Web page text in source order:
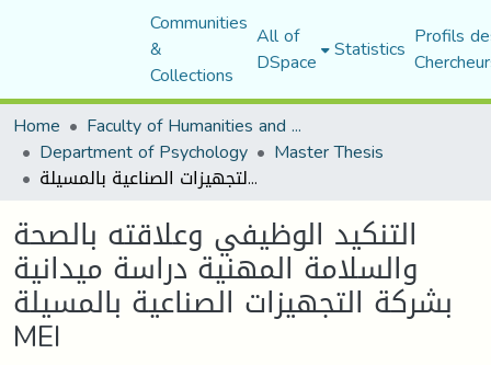
Communities
&
Collections
All of
DSpace Statistics Profils
Home
Faculty of Humanities and Social Sciences
Department of Psychology Master Thesis
التنكيد الوظيفي وعلاقته بالصحة والسلامة المهنية دراسة ميدانية بشركة التجهيزات الصناعية بالمسيلة MEI
التنكيد الوظيفي وعلاقته بالصحة
والسلامة المهنية دراسة ميدانية
بشركة التجهيزات الصناعية بالمسيلة
MEI